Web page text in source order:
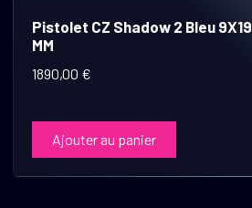
Pistolet CZ Shadow 2 Bleu 9X19
MM
1890,00 €
Ajouter au panier